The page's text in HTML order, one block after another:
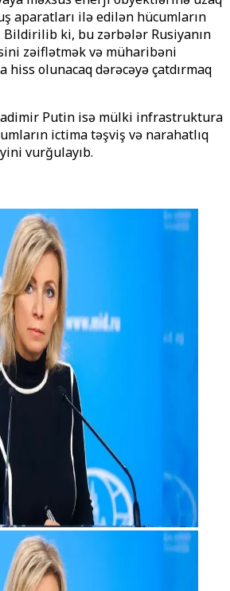
aparatları ilə edilən hücumların
Bildirilib ki, bu zərbələr Rusiyanın
zəiflətmək və müharibəni
hiss olunacaq dərəcəyə çatdırmaq
Putin isə mülki infrastruktura
ictima təşviş və narahatlıq
vurğulayıb.